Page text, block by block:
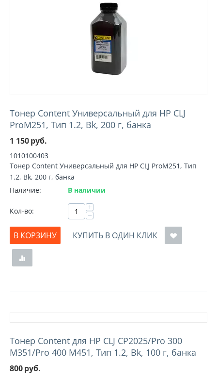
Тонер Content Универсальный для HP CLJ
ProM251, Тип 1.2, Bk, 200 г, банка
1 150руб.
1010100403
Тонер Content Универсальный для HP CLJ ProM251, Тип
1.2, Bk, 200 г, банка
Наличие:
В наличии
Кол-во: +
−
В КОРЗИНУ
КУПИТЬ В ОДИН КЛИК
Тонер Content для HP CLJ CP2025/Pro 300
M351/Pro 400 M451, Тип 1.2, Bk, 100 г, банка
800руб.